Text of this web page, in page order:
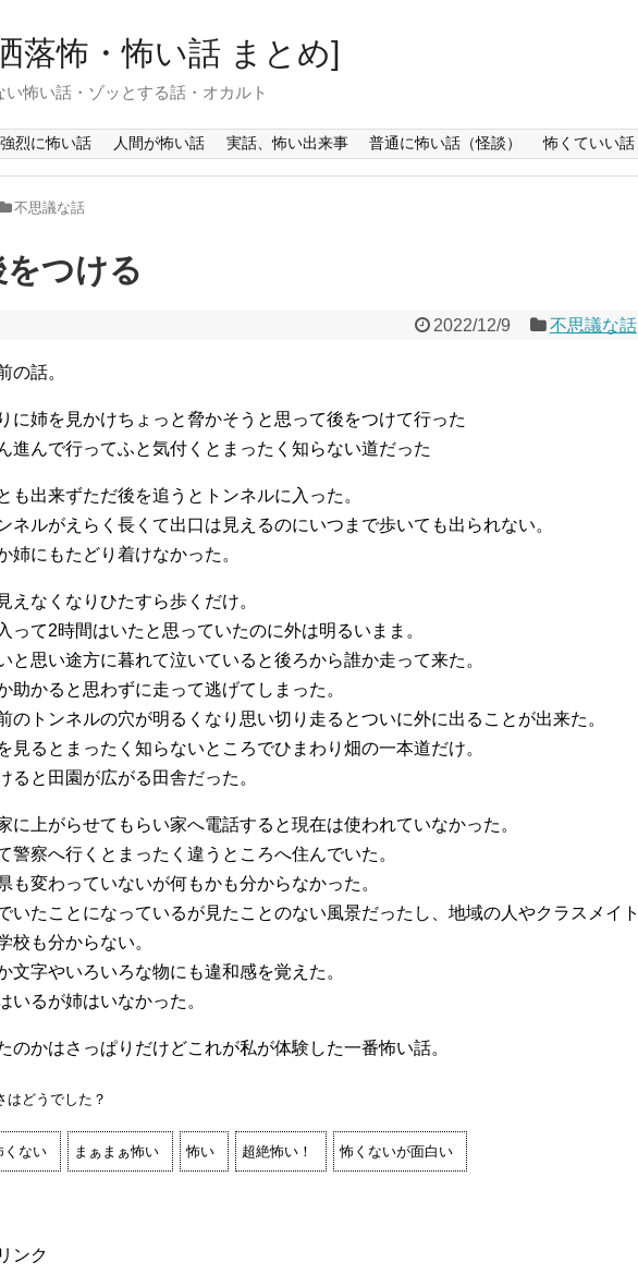
落怖・怖い話 まとめ]
い怖い話・ゾッとする話・オカルト
強烈に怖い話 人間が怖い話 実話、怖い出来事 普通に怖い話（怪談） 怖くていい話
不思議な話
つける
2022/12/9 不思議な話
の話。
に姉を見かけちょっと脅かそうと思って後をつけて行った
進んで行ってふと気付くとまったく知らない道だった
も出来ずただ後を追うとトンネルに入った。
ネルがえらく長くて出口は見えるのにいつまで歩いても出られない。
姉にもたどり着けなかった。
えなくなりひたすら歩くだけ。
って2時間はいたと思っていたのに外は明るいまま。
と思い途方に暮れて泣いていると後ろから誰か走って来た。
助かると思わずに走って逃げてしまった。
のトンネルの穴が明るくなり思い切り走るとついに外に出ることが出来た。
見るとまったく知らないところでひまわり畑の一本道だけ。
ると田園が広がる田舎だった。
に上がらせてもらい家へ電話すると現在は使われていなかった。
警察へ行くとまったく違うところへ住んでいた。
も変わっていないが何もかも分からなかった。
いたことになっているが見たことのない風景だったし、地域の人やクラスメイト
校も分からない。
文字やいろいろな物にも違和感を覚えた。
いるが姉はいなかった。
のかはさっぱりだけどこれが私が体験した一番怖い話。
どうでした？
くない まぁまぁ怖い 怖い 超絶怖い！ 怖くないが面白い
ンク